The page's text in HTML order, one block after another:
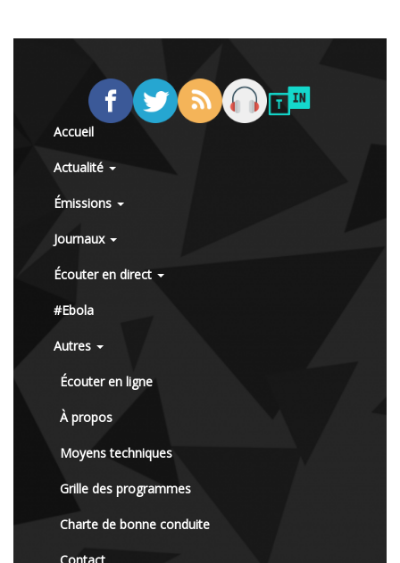
Accueil
Actualité
Émissions
Journaux
Écouter en direct
#Ebola
Autres
Écouter en ligne
À propos
Moyens techniques
Grille des programmes
Charte de bonne conduite